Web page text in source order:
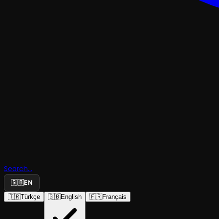
Search...
🇬🇧EN
🇹🇷Türkçe 🇬🇧English 🇫🇷Français
Kadınlar